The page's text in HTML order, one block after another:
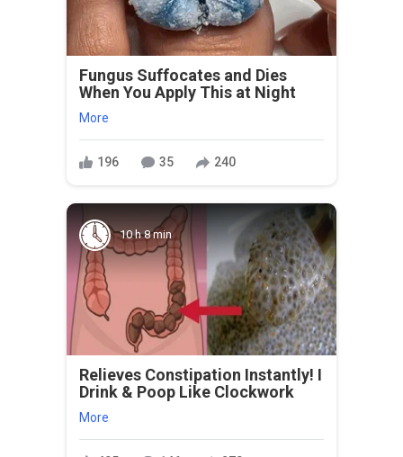
Fungus Suffocates and Dies
When You Apply This at Night
More
196 35 240
10 h 8 min
Relieves Constipation Instantly! I
Drink & Poop Like Clockwork
More